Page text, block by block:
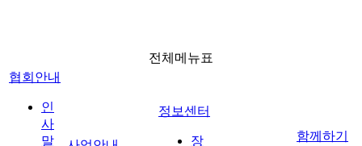
전체메뉴표
협회안내
인
사
말
정보센터
장
함께하기